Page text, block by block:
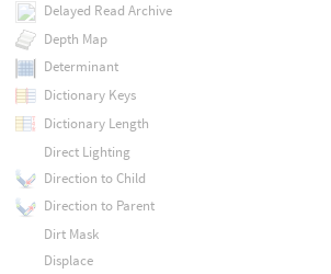
Delayed Read Archive
Depth Map
Determinant
Dictionary Keys
Dictionary Length
Direct Lighting
Direction to Child
Direction to Parent
Dirt Mask
Displace